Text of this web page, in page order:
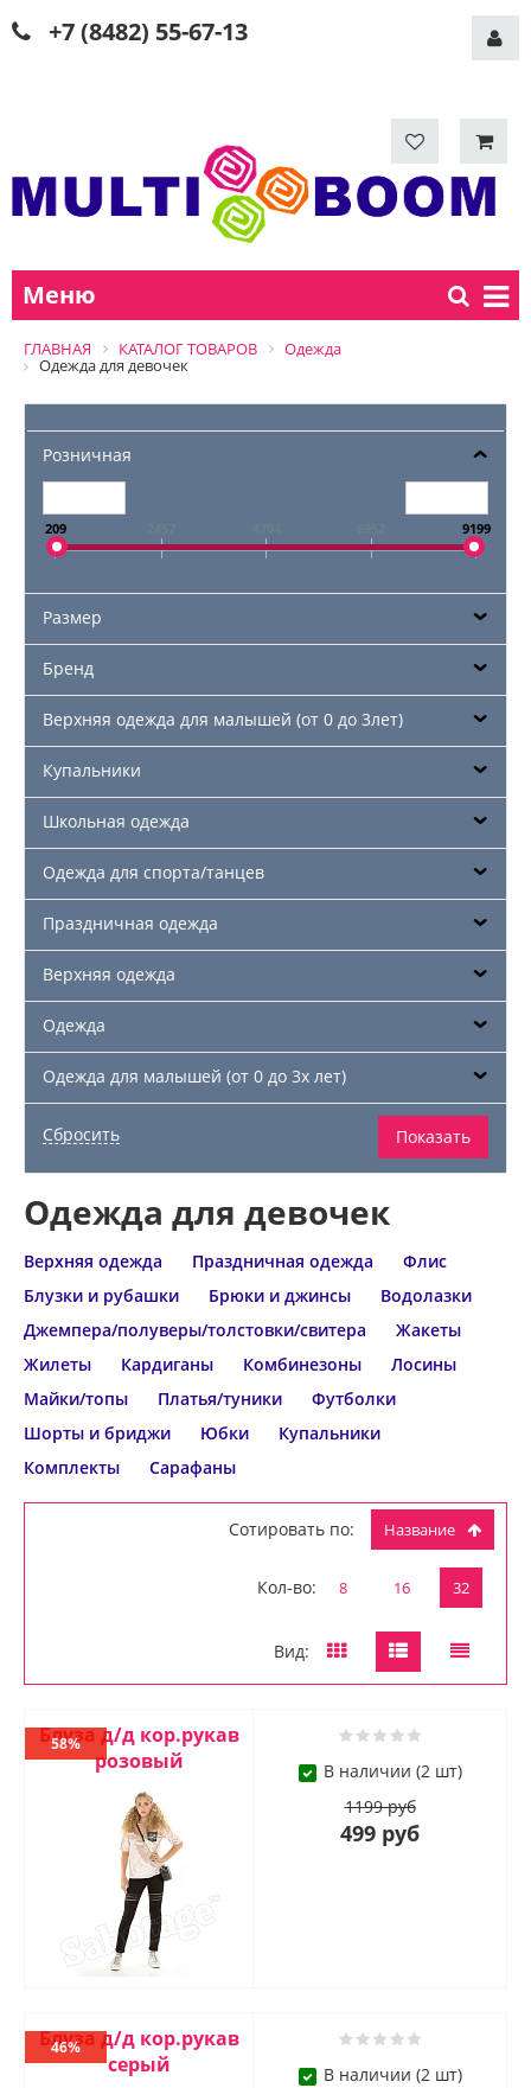
+7 (8482) 55-67-13
Меню
ГЛАВНАЯ КАТАЛОГ ТОВАРОВ
Одежда
Одежда для девочек
Розничная
209 9199
Размер
Бренд
Верхняя одежда для малышей (от 0 до 3лет)
Купальники
Школьная одежда
Одежда для спорта/танцев
Праздничная одежда
Верхняя одежда
Одежда
Одежда для малышей (от 0 до 3х лет)
Одежда для девочек
Верхняя одежда Праздничная одежда
Флис
Блузки и рубашки
Брюки и джинсы
Водолазки
Джемпера/полуверы/толстовки/свитера
Жакеты
Жилеты
Кардиганы Комбинезоны
Лосины
Майки/топы
Платья/туники
Футболки
Шорты и бриджи
Юбки
Купальники
Комплекты
Сарафаны
Сотировать по: Название
Кол-во: 8 16 32
Вид:
Блуза д/д кор.рукав
розовый
58%
В наличии (2 шт)
1199 руб
499 руб
Блуза д/д кор.рукав
серый
46%
В наличии (2 шт)